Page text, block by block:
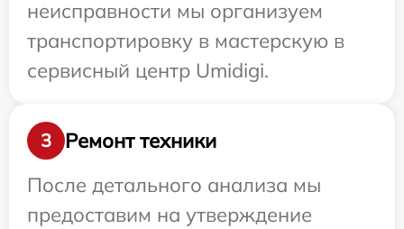
неисправности мы организуем
транспортировку в мастерскую в
сервисный центр Umidigi.
3
Ремонт техники
После детального анализа мы
предоставим на утверждение